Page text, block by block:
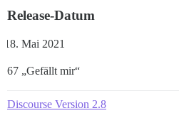
Release-Datum
Mai 2021
67 „Gefällt mir“
Discourse Version 2.8